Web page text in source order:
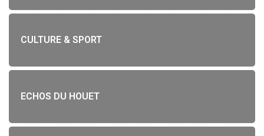
CULTURE & SPORT
ECHOS DU HOUET